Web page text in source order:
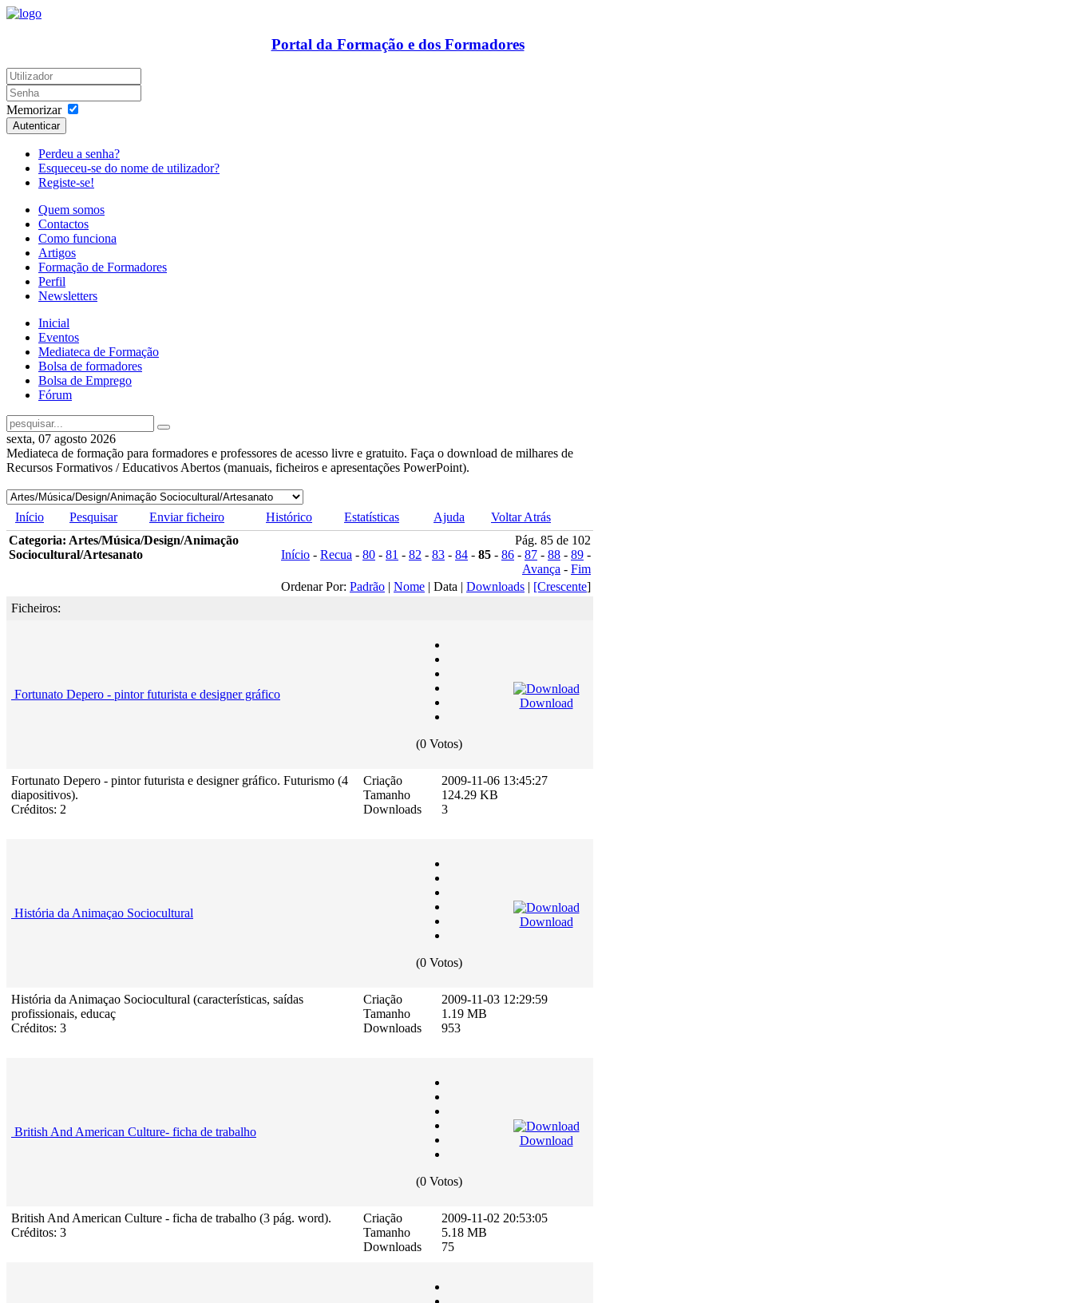
Portal da Formação e dos Formadores
Memorizar
Autenticar
Perdeu a senha?
Esqueceu-se do nome de utilizador?
Registe-se!
Quem somos
Contactos
Como funciona
Artigos
Formação de Formadores
Perfil
Newsletters
Inicial
Eventos
Mediateca de Formação
Bolsa de formadores
Bolsa de Emprego
Fórum
sexta, 07 agosto 2026
Mediateca de formação para formadores e professores de acesso livre e gratuito. Faça o download de milhares de
Recursos Formativos / Educativos Abertos (manuais, ficheiros e apresentações PowerPoint).
Início Pesquisar Enviar ficheiro Histórico Estatísticas Ajuda
Voltar Atrás
Categoria: Artes/Música/Design/Animação
Sociocultural/Artesanato
Pág. 85 de 102
Início - Recua - 80 - 81 - 82 - 83 - 84 - 85 - 86 - 87 - 88 - 89 -
Avança - Fim
Ordenar Por: Padrão | Nome | Data | Downloads | [Crescente]
Ficheiros:
Fortunato Depero - pintor futurista e designer gráfico
(0 Votos)
Download
Fortunato Depero - pintor futurista e designer gráfico. Futurismo (4
diapositivos).
Créditos: 2
Criação
Tamanho
Downloads
2009-11-06 13:45:27
124.29 KB
3
História da Animaçao Sociocultural
(0 Votos)
Download
História da Animaçao Sociocultural (características, saídas
profissionais, educaç
Créditos: 3
Criação
Tamanho
Downloads
2009-11-03 12:29:59
1.19 MB
953
British And American Culture- ficha de trabalho
(0 Votos)
Download
British And American Culture - ficha de trabalho (3 pág. word).
Créditos: 3
Criação
Tamanho
Downloads
2009-11-02 20:53:05
5.18 MB
75